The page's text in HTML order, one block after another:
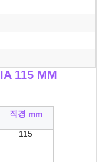
115 MM
직경 mm
115